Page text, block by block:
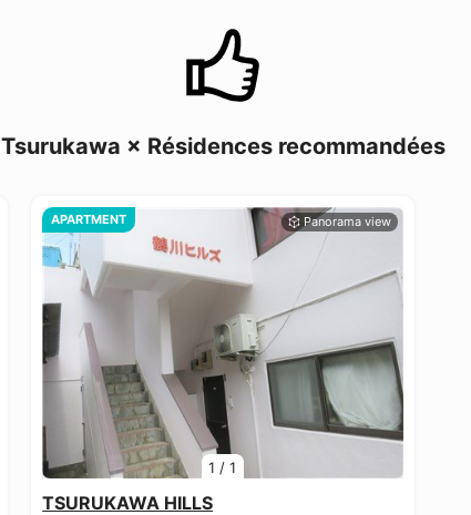
Tsurukawa × Résidences recommandées
1 /1
APARTMENT
TSURUKAWA HILLS